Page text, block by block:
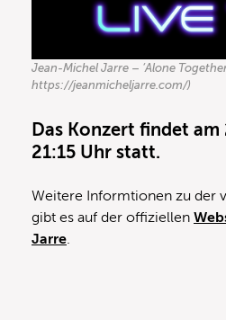
Jean-Michel Jarre – ‘Alone
https://jeanmicheljarre.com/)
Das Konzert findet
21:15 Uhr statt.
Weitere Informtionen zu der
gibt es auf der offiziellen
Jarre.